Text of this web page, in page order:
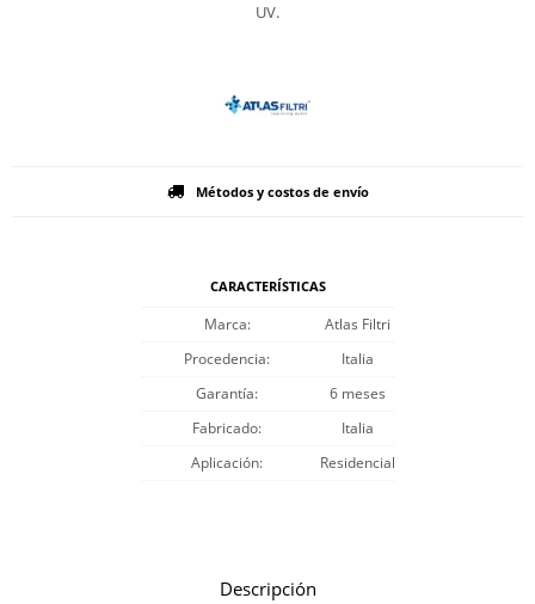
UV.
Métodos y costos de envío
CARACTERÍSTICAS
Marca
Atlas Filtri
Procedencia
Italia
Garantía
6 meses
Fabricado
Italia
Aplicación
Residencial
Descripción